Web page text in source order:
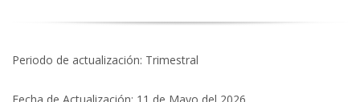
Periodo de actualización: Trimestral